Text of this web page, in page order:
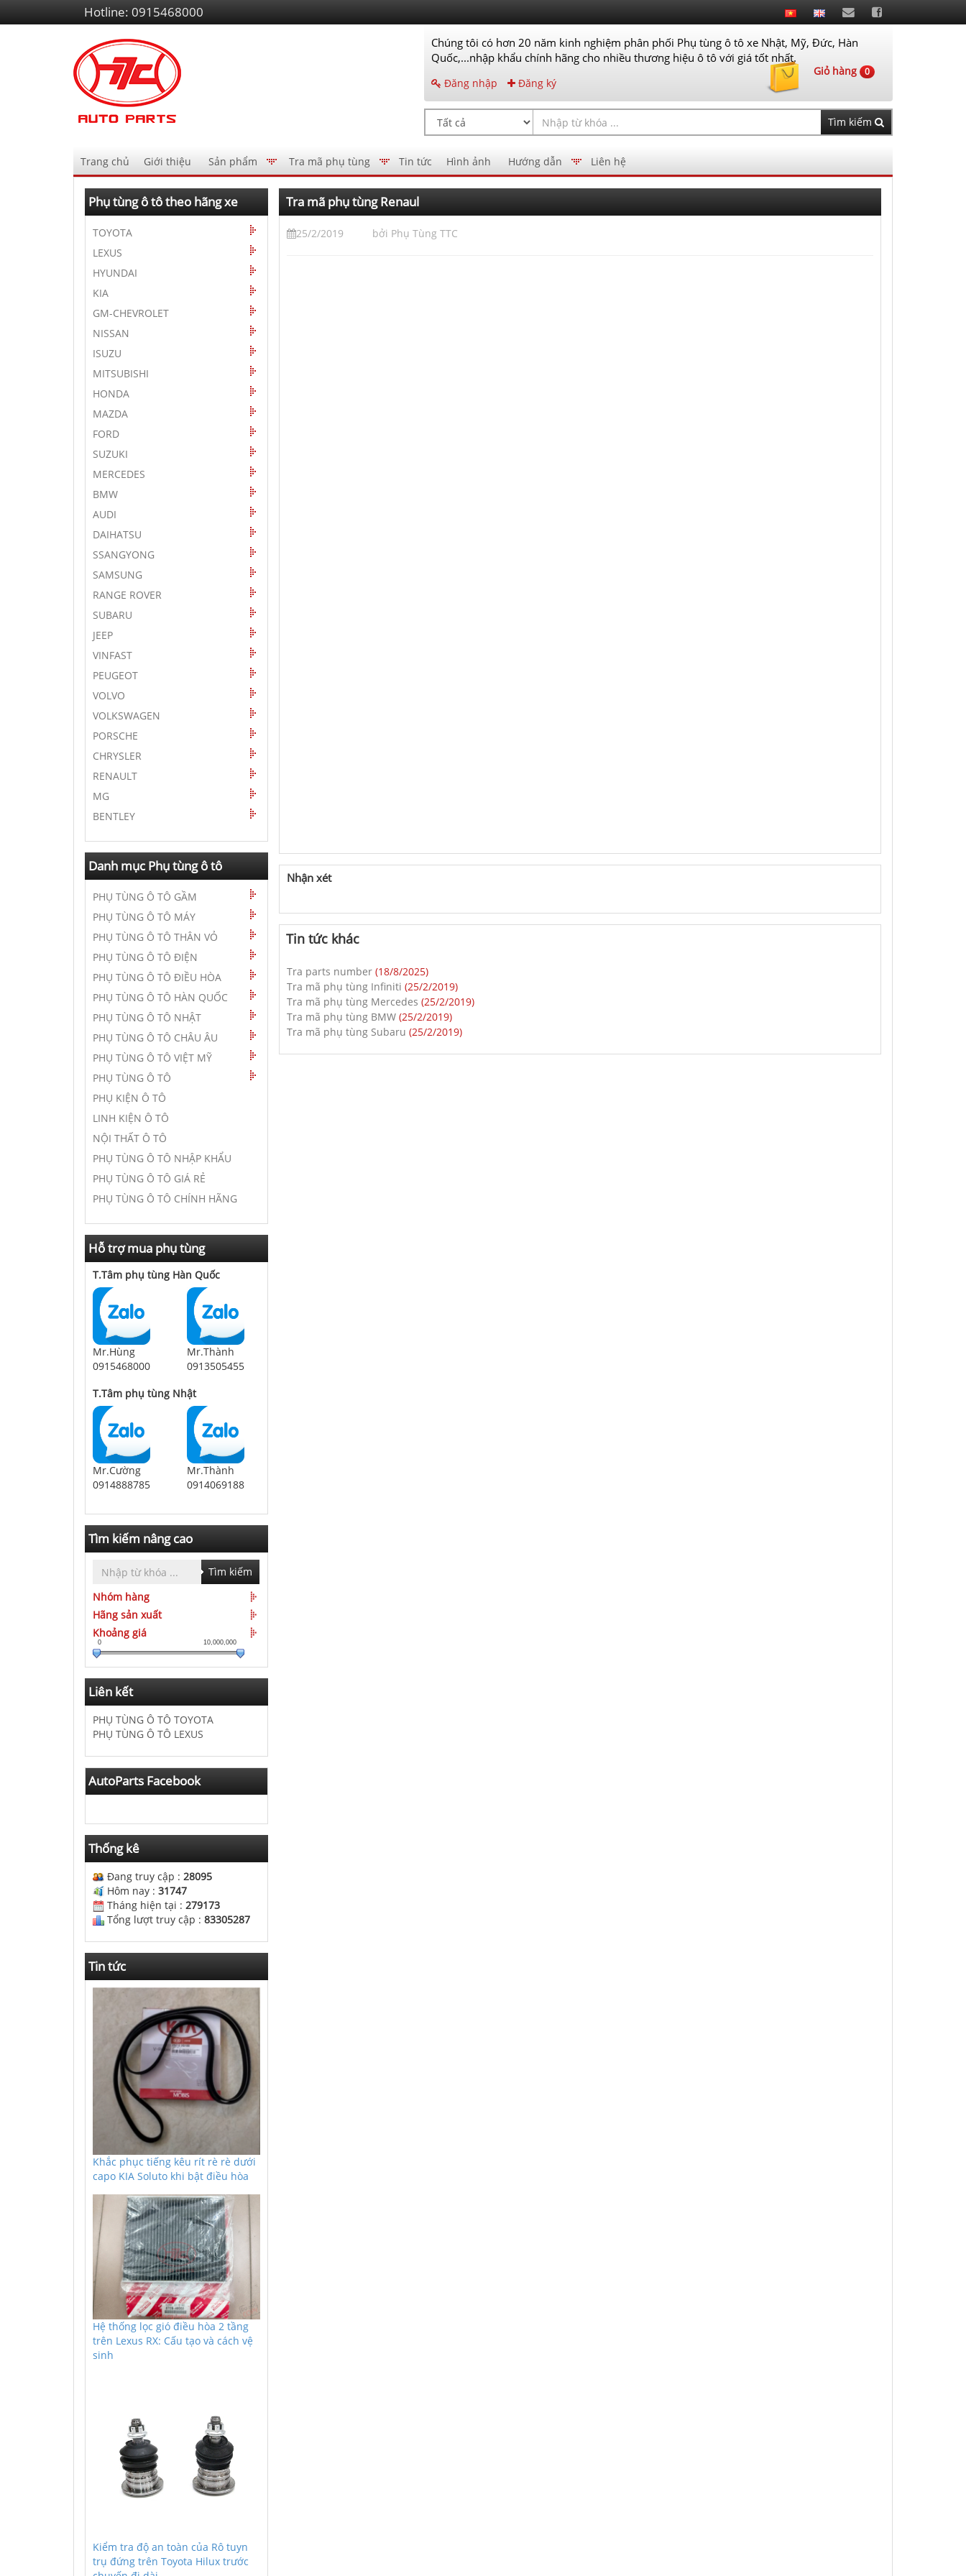
Hotline: 0915468000
Chúng tôi có hơn 20 năm kinh nghiệm phân phối Phụ tùng ô tô xe Nhật, Mỹ, Đức, Hàn
Quốc,...nhập khẩu chính hãng cho nhiều thương hiệu ô tô với giá tốt nhất.
Đăng nhập Đăng ký
Giỏ hàng 0
Tìm kiếm
hướng
AutoPart
Trang chủ Giới thiệu Sản phẩm Tra mã phụ tùng Tin tức Hình ảnh Hướng dẫn Liên hệ
Tra mã phụ tùng Renaul
25/2/2019 bởi Phụ Tùng TTC
Nhận xét
Tin tức khác
Tra parts number(18/8/2025)
Tra mã phụ tùng Infiniti (25/2/2019)
Tra mã phụ tùng Mercedes (25/2/2019)
Tra mã phụ tùng BMW(25/2/2019)
Tra mã phụ tùng Subaru (25/2/2019)
Phụ tùng ô tô theo hãng xe
TOYOTA
LEXUS
HYUNDAI
KIA
GM-CHEVROLET
NISSAN
ISUZU
MITSUBISHI
HONDA
MAZDA
FORD
SUZUKI
MERCEDES
BMW
AUDI
DAIHATSU
SSANGYONG
SAMSUNG
RANGE ROVER
SUBARU
JEEP
VINFAST
PEUGEOT
VOLVO
VOLKSWAGEN
PORSCHE
CHRYSLER
RENAULT
MG
BENTLEY
Danh mục Phụ tùng ô tô
PHỤ TÙNG Ô TÔ GẦM
PHỤ TÙNG Ô TÔ MÁY
PHỤ TÙNG Ô TÔ THÂN VỎ
PHỤ TÙNG Ô TÔ ĐIỆN
PHỤ TÙNG Ô TÔ ĐIỀU HÒA
PHỤ TÙNG Ô TÔ HÀN QUỐC
PHỤ TÙNG Ô TÔ NHẬT
PHỤ TÙNG Ô TÔ CHÂU ÂU
PHỤ TÙNG Ô TÔ VIỆT MỸ
PHỤ TÙNG Ô TÔ
PHỤ KIỆN Ô TÔ
LINH KIỆN Ô TÔ
NỘI THẤT Ô TÔ
PHỤ TÙNG Ô TÔ NHẬP KHẨU
PHỤ TÙNG Ô TÔ GIÁ RẺ
PHỤ TÙNG Ô TÔ CHÍNH HÃNG
Hỗ trợ mua phụ tùng
T.Tâm phụ tùng Hàn Quốc
Mr.Hùng
0915468000
Mr.Thành
0913505455
T.Tâm phụ tùng Nhật
Mr.Cường
0914888785
Mr.Thành
0914069188
Tìm kiếm nâng cao
Tìm kiếm
Nhóm hàng
Hãng sản xuất
Khoảng giá
0 10,000,000
Liên kết
PHỤ TÙNG Ô TÔ TOYOTA
PHỤ TÙNG Ô TÔ LEXUS
AutoParts Facebook
Thống kê
Đang truy cập : 28095
Hôm nay : 31747
Tháng hiện tại : 279173
Tổng lượt truy cập : 83305287
Tin tức
Khắc phục tiếng kêu rít rè rè dưới
capo KIA Soluto khi bật điều hòa
Hệ thống lọc gió điều hòa 2 tầng
trên Lexus RX: Cấu tạo và cách vệ
sinh
Kiểm tra độ an toàn của Rô tuyn
trụ đứng trên Toyota Hilux trước